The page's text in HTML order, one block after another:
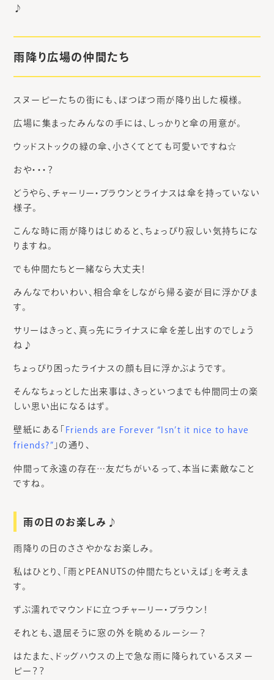
♪
雨降り広場の仲間たち
スヌーピーたちの街にも、ぽつぽつ雨が降り出した模様。
広場に集まったみんなの手には、しっかりと傘の用意が。
ウッドストックの緑の傘、小さくてとても可愛いですね☆
おや・・・？
どうやら、チャーリー・ブラウンとライナスは傘を持っていない
様子。
こんな時に雨が降りはじめると、ちょっぴり寂しい気持ちにな
りますね。
でも仲間たちと一緒なら大丈夫！
みんなでわいわい、相合傘をしながら帰る姿が目に浮かびま
す。
サリーはきっと、真っ先にライナスに傘を差し出すのでしょう
ね♪
ちょっぴり困ったライナスの顔も目に浮かぶようです。
そんなちょっとした出来事は、きっといつまでも仲間同士の楽
しい思い出になるはず。
壁紙にある「
Friends are Forever “Isn’t it nice to have
friends?” 」の通り、
仲間って永遠の存在…友だちがいるって、本当に素敵なこと
ですね。
雨の日のお楽しみ♪
雨降りの日のささやかなお楽しみ。
私はひとり、「雨とPEANUTSの仲間たちといえば」を考えま
す。
ずぶ濡れでマウンドに立つチャーリー・ブラウン！
それとも、退屈そうに窓の外を眺めるルーシー？
はたまた、ドッグハウスの上で急な雨に降られているスヌー
ピー？？